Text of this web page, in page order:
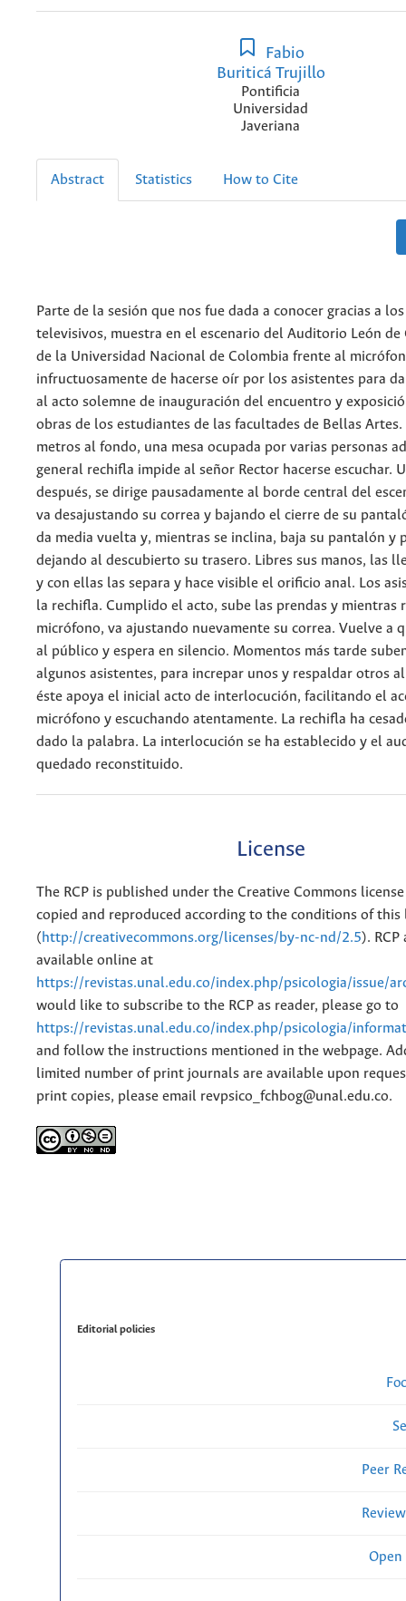
Fabio
Buriticá Trujillo
Pontificia
Universidad
Javeriana
Abstract Statistics How to Cite
Parte de la sesión que nos fue dada a conocer gracias a
televisivos, muestra en el escenario del Auditorio León
de la Universidad Nacional de Colombia frente al
infructuosamente de hacerse oír por los asistentes para
al acto solemne de inauguración del encuentro y
obras de los estudiantes de las facultades de Bellas
metros al fondo, una mesa ocupada por varias personas
general rechifla impide al señor Rector hacerse escuchar.
después, se dirige pausadamente al borde central del
va desajustando su correa y bajando el cierre de su
da media vuelta y, mientras se inclina, baja su pantalón y
dejando al descubierto su trasero. Libres sus manos, las
y con ellas las separa y hace visible el orificio anal. Los
la rechifla. Cumplido el acto, sube las prendas y mientras
micrófono, va ajustando nuevamente su correa. Vuelve a
al público y espera en silencio. Momentos más tarde
algunos asistentes, para increpar unos y respaldar otros
éste apoya el inicial acto de interlocución, facilitando el
micrófono y escuchando atentamente. La rechifla ha
dado la palabra. La interlocución se ha establecido y el
quedado reconstituido.
License
The RCP is published under the Creative Commons
copied and reproduced according to the conditions of this
(http://creativecommons.org/licenses/by-nc-nd/2.5).
available online at
https://revistas.unal.edu.co/index.php/psicologia/issue/
would like to subscribe to the RCP as reader, please go to
https://revistas.unal.edu.co/index.php/psicologia/
and follow the instructions mentioned in the webpage.
limited number of print journals are available upon
print copies, please email revpsico_fchbog@unal.edu.co.
Editorial policies
Peer
Open